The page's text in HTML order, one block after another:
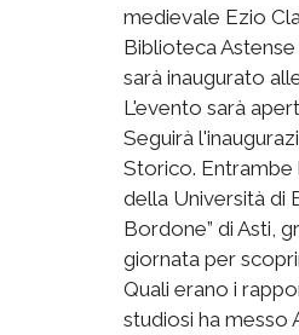
medievale Ezio
Biblioteca
sarà inaugurato
L'evento sarà
Seguirà
Storico. Entrambe
della Università di
Bordone” di Asti,
giornata per
Quali erano i
studiosi ha messo